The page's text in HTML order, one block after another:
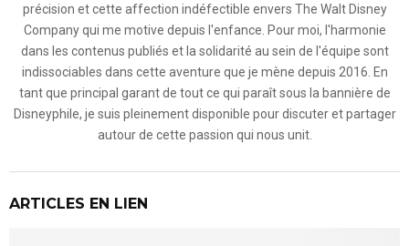
précision et cette affection indéfectible envers The Walt Disney
Company qui me motive depuis l'enfance. Pour moi, l'harmonie
dans les contenus publiés et la solidarité au sein de l'équipe sont
indissociables dans cette aventure que je mène depuis 2016. En
tant que principal garant de tout ce qui paraît sous la bannière de
Disneyphile, je suis pleinement disponible pour discuter et partager
autour de cette passion qui nous unit.
ARTICLES EN LIEN